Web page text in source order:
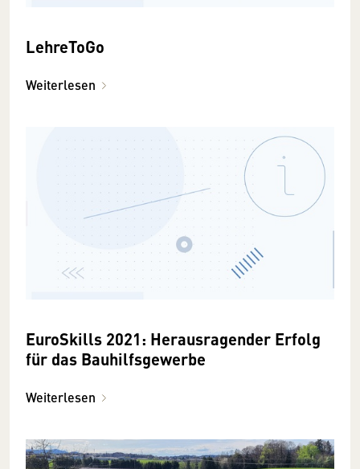
LehreToGo
Weiterlesen
EuroSkills 2021: Herausragender Erfolg
für das Bauhilfsgewerbe
Weiterlesen